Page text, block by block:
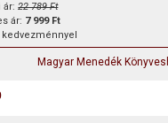
ár:22 789 Ft
ár: 7 999 Ft
kedvezménnyel
Magyar Menedék